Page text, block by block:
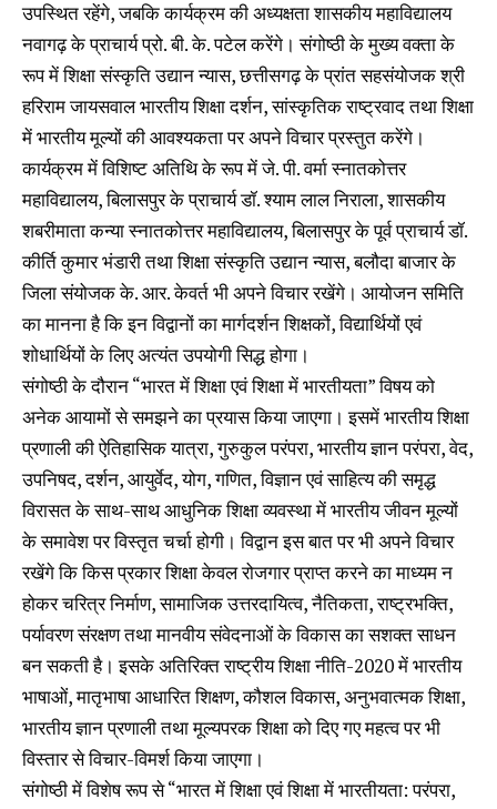
उपस्थित रहेंगे, जबकि कार्यक्रम की अध्यक्षता शासकीय महाविद्यालय
नवागढ़ के प्राचार्य प्रो. बी. के. पटेल करेंगे। संगोष्ठी के मुख्य वक्ता के
रूप में शिक्षा संस्कृति उद्यान न्यास, छत्तीसगढ़ के प्रांत सहसंयोजक श्री
हरिराम जायसवाल भारतीय शिक्षा दर्शन, सांस्कृतिक राष्ट्रवाद तथा शिक्षा
में भारतीय मूल्यों की आवश्यकता पर अपने विचार प्रस्तुत करेंगे।
कार्यक्रम में विशिष्ट अतिथि के रूप में जे. पी. वर्मा स्नातकोत्तर
महाविद्यालय, बिलासपुर के प्राचार्य डॉ. श्याम लाल निराला, शासकीय
शबरीमाता कन्या स्नातकोत्तर महाविद्यालय, बिलासपुर के पूर्व प्राचार्य डॉ.
कीर्ति कुमार भंडारी तथा शिक्षा संस्कृति उद्यान न्यास, बलौदा बाजार के
जिला संयोजक के. आर. केवर्त भी अपने विचार रखेंगे। आयोजन समिति
का मानना है कि इन विद्वानों का मार्गदर्शन शिक्षकों, विद्यार्थियों एवं
शोधार्थियों के लिए अत्यंत उपयोगी सिद्ध होगा।
संगोष्ठी के दौरान “भारत में शिक्षा एवं शिक्षा में भारतीयता” विषय को
अनेक आयामों से समझने का प्रयास किया जाएगा। इसमें भारतीय शिक्षा
प्रणाली की ऐतिहासिक यात्रा, गुरुकुल परंपरा, भारतीय ज्ञान परंपरा, वेद,
उपनिषद, दर्शन, आयुर्वेद, योग, गणित, विज्ञान एवं साहित्य की समृद्ध
विरासत के साथ-साथ आधुनिक शिक्षा व्यवस्था में भारतीय जीवन मूल्यों
के समावेश पर विस्तृत चर्चा होगी। विद्वान इस बात पर भी अपने विचार
रखेंगे कि किस प्रकार शिक्षा केवल रोजगार प्राप्त करने का माध्यम न
होकर चरित्र निर्माण, सामाजिक उत्तरदायित्व, नैतिकता, राष्ट्रभक्ति,
पर्यावरण संरक्षण तथा मानवीय संवेदनाओं के विकास का सशक्त साधन
बन सकती है। इसके अतिरिक्त राष्ट्रीय शिक्षा नीति-2020 में भारतीय
भाषाओं, मातृभाषा आधारित शिक्षण, कौशल विकास, अनुभवात्मक शिक्षा,
भारतीय ज्ञान प्रणाली तथा मूल्यपरक शिक्षा को दिए गए महत्व पर भी
विस्तार से विचार-विमर्श किया जाएगा।
संगोष्ठी में विशेष रूप से “भारत में शिक्षा एवं शिक्षा में भारतीयता: परंपरा,